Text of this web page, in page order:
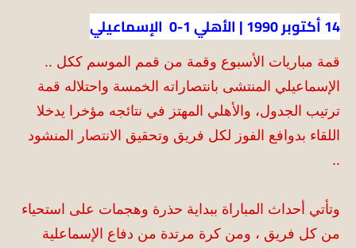
14 أكتوبر 1990 | الأهلي 1-0 الإسماعيلي
قمة مباريات الأسبوع وقمة من قمم الموسم ككل ..
الإسماعيلي المنتشى بانتصاراته الخمسة واحتلاله قمة
ترتيب الجدول، والأهلي المهتز في نتائجه مؤخرا يدخلا
اللقاء بدوافع الفوز لكل فريق وتحقيق الانتصار المنشود
..
وتأتي أحداث المباراة ببداية حذرة وهجمات على استحياء
من كل فريق ، ومن كرة مرتدة من دفاع الإسماعلية